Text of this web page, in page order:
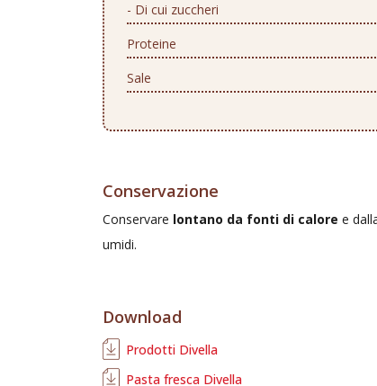
- Di cui zuccheri
Proteine
Sale
Conservazione
Conservare lontano da fonti di calore e
umidi.
Download
Prodotti Divella
Pasta fresca Divella